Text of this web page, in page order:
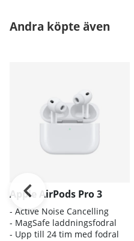
Andra köpte även
Apple AirPods Pro 3
- Active Noise Cancelling
- MagSafe laddningsfodral
- Upp till 24 tim med fodral